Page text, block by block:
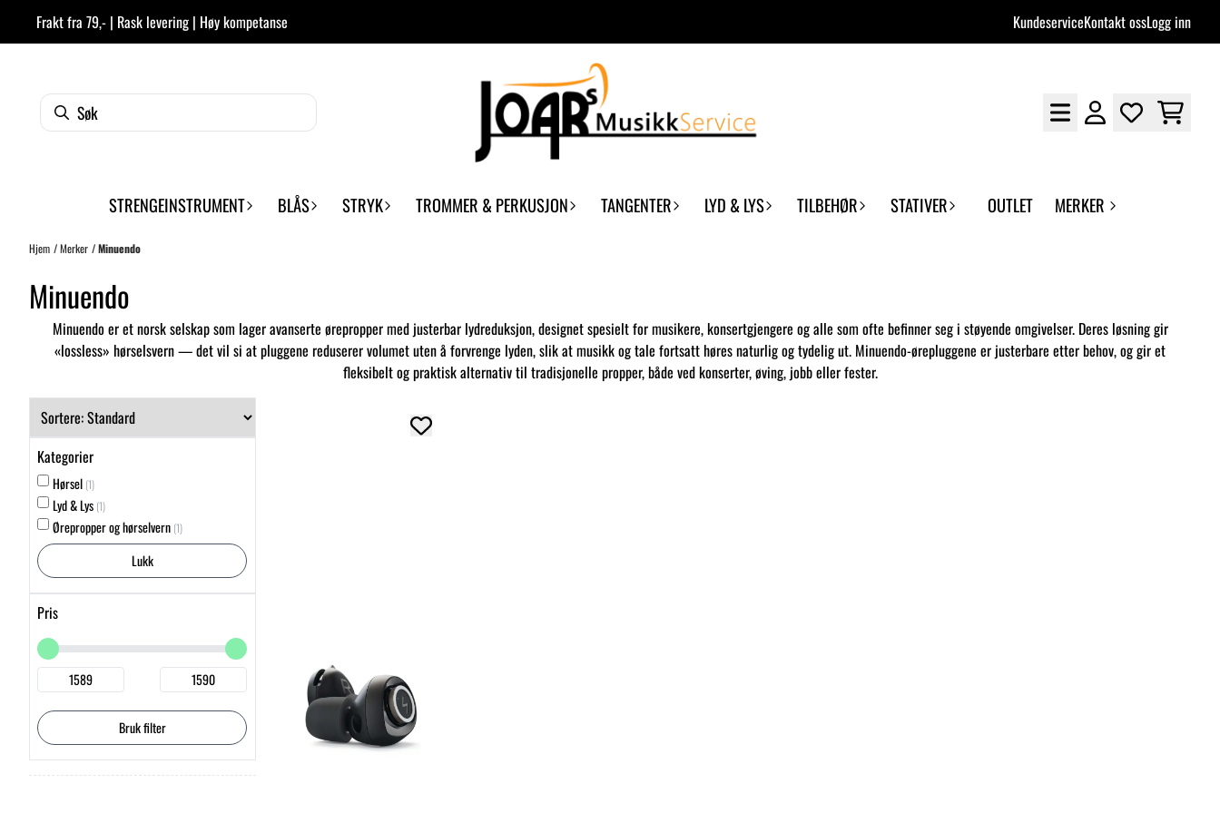
Hopp til innhold
Frakt fra 79,- | Rask levering | Høy kompetanse KundeserviceKontakt ossLogg inn
STRENGEINSTRUMENT BLÅS STRYK TROMMER & PERKUSJON TANGENTER LYD & LYS TILBEHØR STATIVER OUTLET MERKER
Hjem /Merker /Minuendo
Minuendo
Minuendo er et norsk selskap som lager avanserte ørepropper med justerbar lydreduksjon, designet spesielt for musikere, konsertgjengere og alle som ofte befinner seg i støyende omgivelser. Deres løsning gir
«lossless» hørselsvern — det vil si at pluggene reduserer volumet uten å forvrenge lyden, slik at musikk og tale fortsatt høres naturlig og tydelig ut. Minuendo-ørepluggene er justerbare etter behov, og gir et
fleksibelt og praktisk alternativ til tradisjonelle propper, både ved konserter, øving, jobb eller fester.
Kategorier
Hørsel (1)
Lyd & Lys (1)
Ørepropper og hørselvern (1)
Lukk
Pris
Bruk filter